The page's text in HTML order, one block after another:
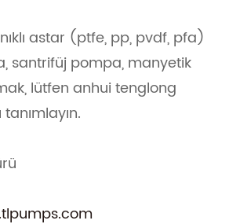
astar (ptfe, pp, pvdf, pfa)
santrifüj pompa, manyetik
lütfen anhui tenglong